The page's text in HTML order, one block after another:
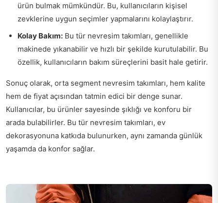
ürün bulmak mümkündür. Bu, kullanıcıların kişisel
zevklerine uygun seçimler yapmalarını kolaylaştırır.
Kolay Bakım: Bu tür nevresim takımları, genellikle
makinede yıkanabilir ve hızlı bir şekilde kurutulabilir. Bu
özellik, kullanıcıların bakım süreçlerini basit hale getirir.
Sonuç olarak, orta segment nevresim takımları, hem kalite
hem de fiyat açısından tatmin edici bir denge sunar.
Kullanıcılar, bu ürünler sayesinde şıklığı ve konforu bir
arada bulabilirler. Bu tür nevresim takımları, ev
dekorasyonuna katkıda bulunurken, aynı zamanda günlük
yaşamda da konfor sağlar.